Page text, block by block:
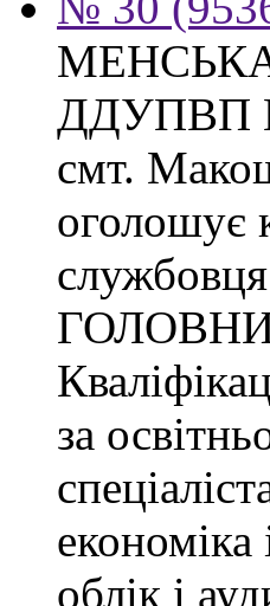
ДДУПВП
смт.
оголошує
службовця
за
облік і